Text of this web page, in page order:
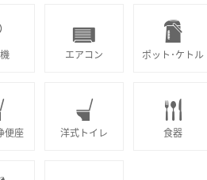
エアコン ポット･ケトル
便座 洋式トイレ 食器